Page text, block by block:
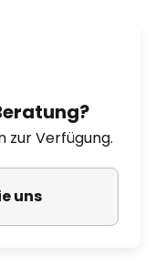
zur Verfügung.
uns